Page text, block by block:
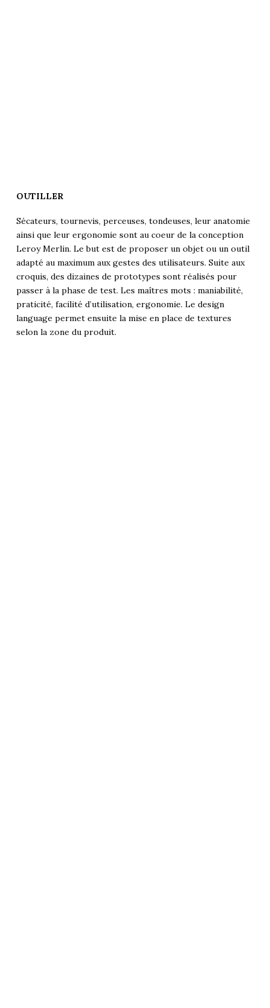
OUTILLER
Sécateurs, tournevis, perceuses, tondeuses, leur anatomie
ainsi que leur ergonomie sont au coeur de la conception
Leroy Merlin. Le but est de proposer un objet ou un outil
adapté au maximum aux gestes des utilisateurs. Suite aux
croquis, des dizaines de prototypes sont réalisés pour
passer à la phase de test. Les maîtres mots : maniabilité,
praticité, facilité d’utilisation, ergonomie. Le design
language permet ensuite la mise en place de textures
selon la zone du produit.